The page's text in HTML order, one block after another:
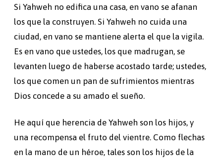
Si Yahweh no edifica una casa, en vano se afanan
los que la construyen. Si Yahweh no cuida una
ciudad, en vano se mantiene alerta el que la vigila.
Es en vano que ustedes, los que madrugan, se
levanten luego de haberse acostado tarde; ustedes,
los que comen un pan de sufrimientos mientras
Dios concede a su amado el sueño.
He aquí que herencia de Yahweh son los hijos, y
una recompensa el fruto del vientre. Como flechas
en la mano de un héroe, tales son los hijos de la